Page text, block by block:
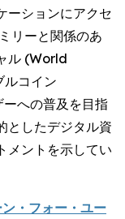
ーションにアクセ
リーと関係のあ
ル (World
コイン
ーへの普及を目指
としたデジタル資
メントを示してい
・フォー・ユー